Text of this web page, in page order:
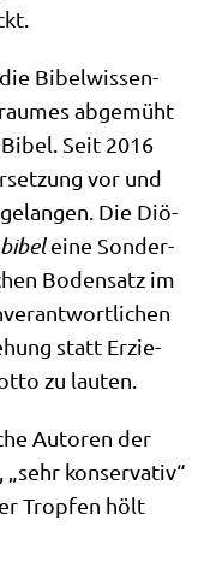
die Bibel­wis­sen­
abge­müht
Seit 2016
vor und
Die Diö­
eine Son­der­
Boden­satz im
statt Erzie­
zu lauten.
Autoren der
kon­ser­va­tiv“
Trop­fen hölt